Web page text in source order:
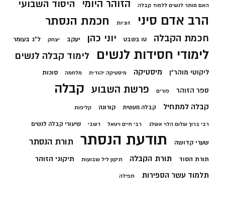
האם מותר לנשים ללמוד קבלה הזוהר היומי היסוד השבועי
הרב אדם סיני זוגיות חכמת הנסתר
חכמת הקבלה טו בשבט יוני כהן יעקב יצחק ל"ג בעומר
לימודי חסידות לנשים לימוד קבלה לנשים
ליקוטי מוהר"ן מיסטיקה מיסטיקה יהודית מלחמה סוכות
ספר הזוהר פורים פרשת השבוע קבלה
קבלה למתחיל קבלה מעשית קורונה קליפות
רבי ברוך שלום הלוי אשלג רבי חיים ויטאל רשבי שיעורי קבלה לנשים
שערי קדושה תודעת הנסתר תורת הנסתר
תורת הסוד תורת הקבלה תיקון ליל שבועות תיקוני הזוהר
תלמוד עשר הספירות תפילה